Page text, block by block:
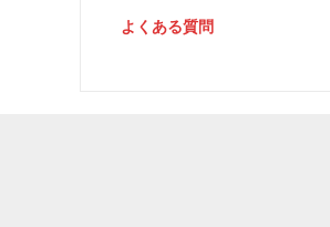
よくある質問